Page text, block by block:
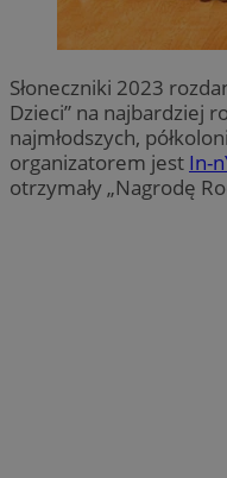
Słoneczniki 2023
Dzieci” na najbardziej
najmłodszych,
organizatorem jest In-
otrzymały „Nagrodę